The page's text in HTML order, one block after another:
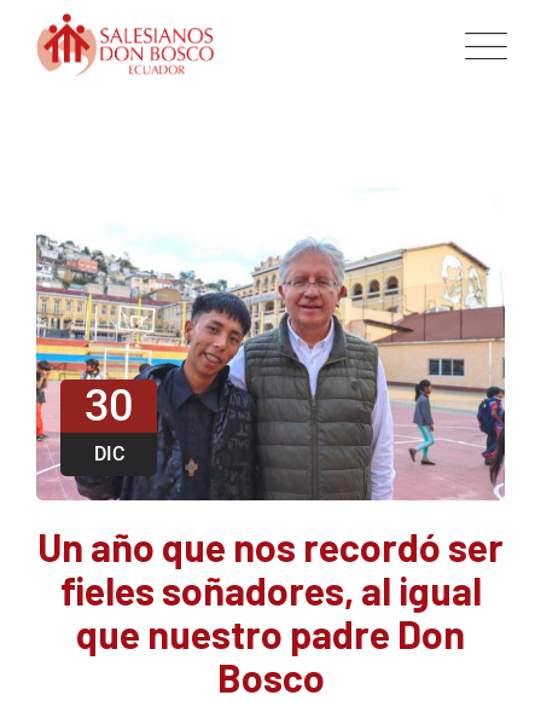
30
DIC
Un año que nos recordó ser
fieles soñadores, al igual
que nuestro padre Don
Bosco